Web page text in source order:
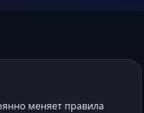
меняет правила